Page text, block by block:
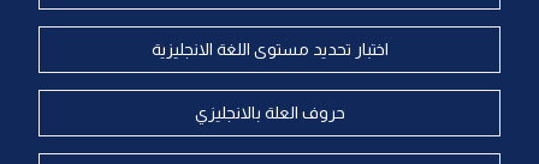
اختبار تحديد مستوى اللغة الانجليزية
حروف العلة بالانجليزي